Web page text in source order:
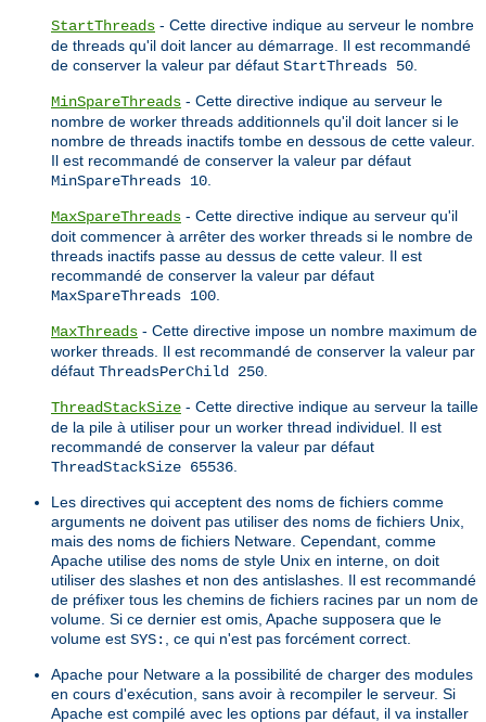
StartThreads - Cette directive indique au serveur le nombre
de threads qu'il doit lancer au démarrage. Il est recommandé
de conserver la valeur par défaut StartThreads 50
MinSpareThreads - Cette directive indique au serveur le
nombre de worker threads additionnels qu'il doit lancer si le
nombre de threads inactifs tombe en dessous de cette valeur.
Il est recommandé de conserver la valeur par défaut
MinSpareThreads 10
MaxSpareThreads - Cette directive indique au serveur qu'il
doit commencer à arrêter des worker threads si le nombre de
threads inactifs passe au dessus de cette valeur. Il est
recommandé de conserver la valeur par défaut
MaxSpareThreads 100
MaxThreads - Cette directive impose un nombre maximum de
worker threads. Il est recommandé de conserver la valeur par
défaut ThreadsPerChild 250
ThreadStackSize - Cette directive indique au serveur la taille
de la pile à utiliser pour un worker thread individuel. Il est
recommandé de conserver la valeur par défaut
ThreadStackSize 65536
Les directives qui acceptent des noms de fichiers comme
arguments ne doivent pas utiliser des noms de fichiers Unix,
mais des noms de fichiers Netware. Cependant, comme
Apache utilise des noms de style Unix en interne, on doit
utiliser des slashes et non des antislashes. Il est recommandé
de préfixer tous les chemins de fichiers racines par un nom de
volume. Si ce dernier est omis, Apache supposera que le
volume est SYS: , ce qui n'est pas forcément correct.
Apache pour Netware a la possibilité de charger des modules
en cours d'exécution, sans avoir à recompiler le serveur. Si
Apache est compilé avec les options par défaut, il va installer